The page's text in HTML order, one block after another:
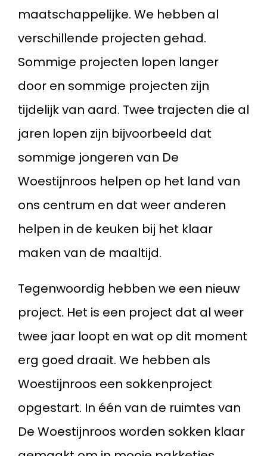
maatschappelijke. We hebben al
verschillende projecten gehad.
Sommige projecten lopen langer
door en sommige projecten zijn
tijdelijk van aard. Twee trajecten die al
jaren lopen zijn bijvoorbeeld dat
sommige jongeren van De
Woestijnroos helpen op het land van
ons centrum en dat weer anderen
helpen in de keuken bij het klaar
maken van de maaltijd.
Tegenwoordig hebben we een nieuw
project. Het is een project dat al weer
twee jaar loopt en wat op dit moment
erg goed draait. We hebben als
Woestijnroos een sokkenproject
opgestart. In één van de ruimtes van
De Woestijnroos worden sokken klaar